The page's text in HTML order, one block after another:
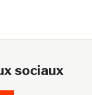
sociaux